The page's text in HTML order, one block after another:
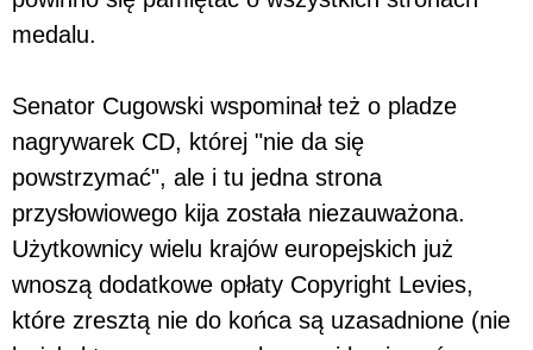
medalu.
Senator Cugowski wspominał też o pladze
nagrywarek CD, której "nie da się
powstrzymać", ale i tu jedna strona
przysłowiowego kija została niezauważona.
Użytkownicy wielu krajów europejskich już
wnoszą dodatkowe opłaty Copyright Levies,
które zresztą nie do końca są uzasadnione (nie